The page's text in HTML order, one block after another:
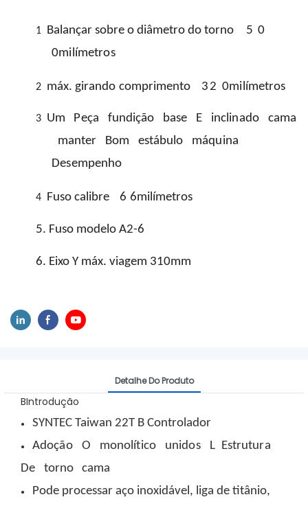
1 Balançar sobre o diâmetro do torno 5 0
0milímetros
2 máx. girando comprimento 320milímetros
3 Um Peça fundição base E inclinado
cama
manter
Bom estábulo
máquina
Desempenho
4 Fusocalibre 6 6milímetros
5. Fuso modelo A2-6
6. Eixo Y máx. viagem 310mm
Detalhe Do Produto
BIntrodução
● SYNTEC Taiwan 22T B Controlador
● Adoção O monolítico unidos L Estrutura
De
torno cama
●
Pode processar aço inoxidável, liga de titânio,